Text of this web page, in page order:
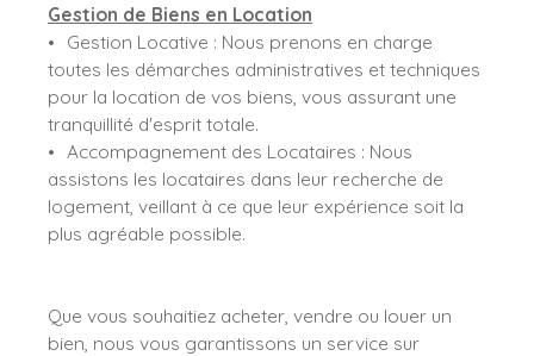
Gestion de Biens en Location
Gestion Locative : Nous prenons en charge
toutes les démarches administratives et techniques
pour la location de vos biens, vous assurant une
tranquillité d'esprit totale.
Accompagnement des Locataires : Nous
assistons les locataires dans leur recherche de
logement, veillant à ce que leur expérience soit la
plus agréable possible.
Que vous souhaitiez acheter, vendre ou louer un
bien, nous vous garantissons un service sur